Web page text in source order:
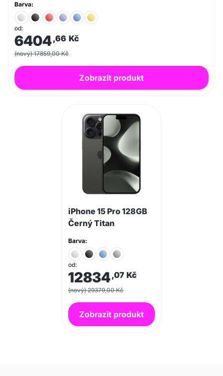
Barva:
od:
6404,66 Kč
(nový) 17859,00 Kč
Zobrazit produkt
iPhone 15 Pro 128GB
Černý Titan
Barva:
od:
12834,07 Kč
(nový) 29379,00 Kč
Zobrazit produkt